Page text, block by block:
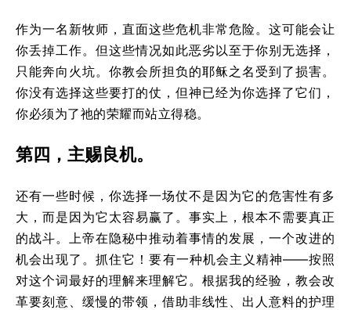
作为一名新牧师，直面这些危机非常危险。这可能会让
你丢掉工作。但这些情况如此恶劣以至于你别无选择，
只能奔向火坑。你教会所担负的耶稣之名受到了损害。
你没有选择这些要打的仗，但神已经为你选择了它们，
你必须为了祂的荣耀而站立得稳。
第四，主赐良机。
还有一些时候，你选择一场仗不是因为它的危害性有多
大，而是因为它太容易赢了。事实上，根本不需要真正
的战斗。上帝在隐秘中推动着事情的发展，一个改进的
机会出现了。抓住它！要有一种机会主义精神——按照
对这个词最好的理解来理解它。根据我的经验，教会改
革要刻意、缓慢的带领，借助非线性、出人意料的护理